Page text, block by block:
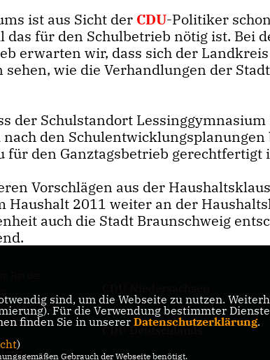
ist aus Sicht der CDU-Politiker
für den Schulbetrieb nötig ist. Bei
erwarten wir, dass sich der
wie die Verhandlungen der
der Schulstandort
den
den Ganztagsbetrieb gerechtfertigt
Vorschlägen aus der
Haushalt 2011 weiter an der
auch die Stadt Braunschweig
Rat der
CDU Deutschlands
sind, um die Webseite zu nutzen.
Für die Verwendung bestimmter
finden Sie in unserer Datenschutzerklärung.
)
Gebrauch der Webseite benötigt.